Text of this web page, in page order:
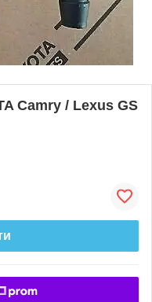
Camry / Lexus GS